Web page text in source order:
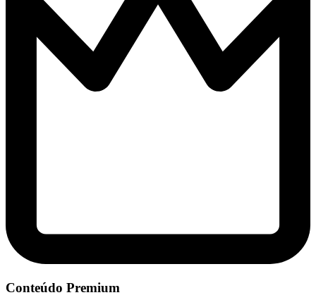
Conteúdo Premium